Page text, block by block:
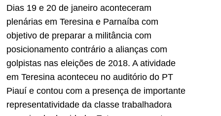
Dias 19 e 20 de janeiro aconteceram
plenárias em Teresina e Parnaíba com
objetivo de preparar a militância com
posicionamento contrário a alianças com
golpistas nas eleições de 2018. A atividade
em Teresina aconteceu no auditório do PT
Piauí e contou com a presença de importante
representatividade da classe trabalhadora